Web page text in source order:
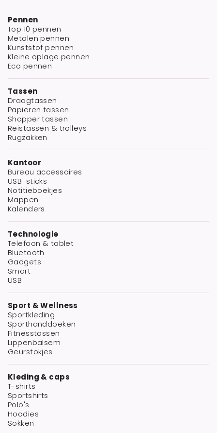
Pennen
Top 10 pennen
Metalen pennen
Kunststof pennen
Kleine oplage pennen
Eco pennen
Tassen
Draagtassen
Papieren tassen
Shopper tassen
Reistassen & trolleys
Rugzakken
Kantoor
Bureau accessoires
USB-sticks
Notitieboekjes
Mappen
Kalenders
Technologie
Telefoon & tablet
Bluetooth
Gadgets
Smart
USB
Sport & Wellness
Sportkleding
Sporthanddoeken
Fitnesstassen
Lippenbalsem
Geurstokjes
Kleding & caps
T-shirts
Sportshirts
Polo's
Hoodies
Sokken